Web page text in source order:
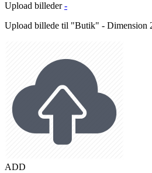
Upload billeder -
Upload billede til "Butik" - Dimension
ADD